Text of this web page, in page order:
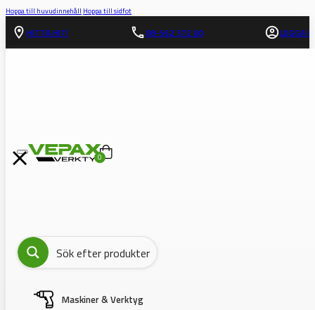
Hoppa till huvudinnehåll Hoppa till sidfot
HITTA HIT! 08-562 372 00 LOGGA IN
0
Maskiner & Verktyg